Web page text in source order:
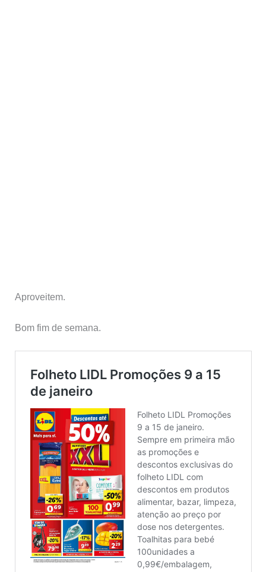
Aproveitem.
Bom fim de semana.